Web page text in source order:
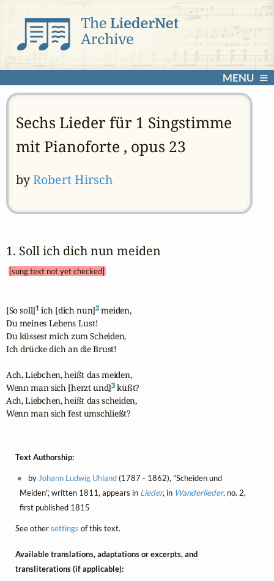
MENU
Sechs Lieder für 1 Singstimme
mit Pianoforte , opus 23
byRobert Hirsch
1. Soll ich dich nun meiden
[sung text not yet checked]
[So soll]1 ich [dich nun]2 meiden,
Du meines Lebens Lust!
Du küssest mich zum Scheiden,
Ich drücke dich an die Brust!
Ach, Liebchen, heißt das meiden,
Wenn man sich [herzt und]3 küßt?
Ach, Liebchen, heißt das scheiden,
Wenn man sich fest umschließt?
Text Authorship:
by Johann Ludwig Uhland(1787 - 1862), "Scheiden und
Meiden", written 1811, appears in Lieder, in Wanderlieder, no. 2,
first published 1815
See othersettings of this text.
Available translations, adaptations or excerpts, and
transliterations (if applicable):